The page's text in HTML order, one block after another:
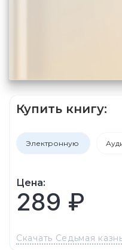
Купить книгу:
Электронную
Цена:
289 ₽
Скачать Седьмая